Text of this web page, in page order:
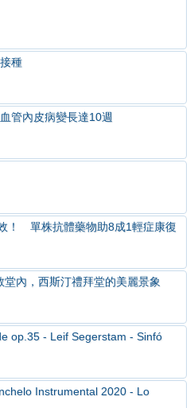
種
管內皮病變長達10週
！ 單株抗體藥物助8成1輕症康復
內，西斯汀禮拜堂的美麗景象
op.35 - Leif Segerstam - Sinfó
Instrumental 2020 - Lo